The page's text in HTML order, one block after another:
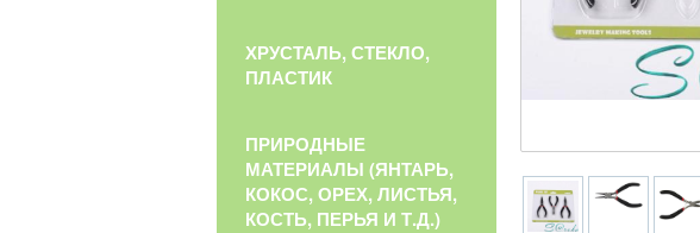
ХРУСТАЛЬ, СТЕКЛО,
ПЛАСТИК
ПРИРОДНЫЕ
МАТЕРИАЛЫ (ЯНТАРЬ,
КОКОС, ОРЕХ, ЛИСТЬЯ,
КОСТЬ, ПЕРЬЯ И Т.Д.)